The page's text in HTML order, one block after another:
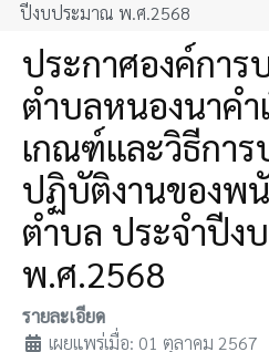
ปีงบประมาณ พ.ศ.2568
ประกาศองค์การ
ตำบลหนองนาคำ
เกณฑ์เเละวิธีกา
ปฏิบัติงานของพ
ตำบล ประจำปีง
พ.ศ.2568
รายละเอียด
เผยแพร่เมื่อ: 01 ตุลาคม 2567